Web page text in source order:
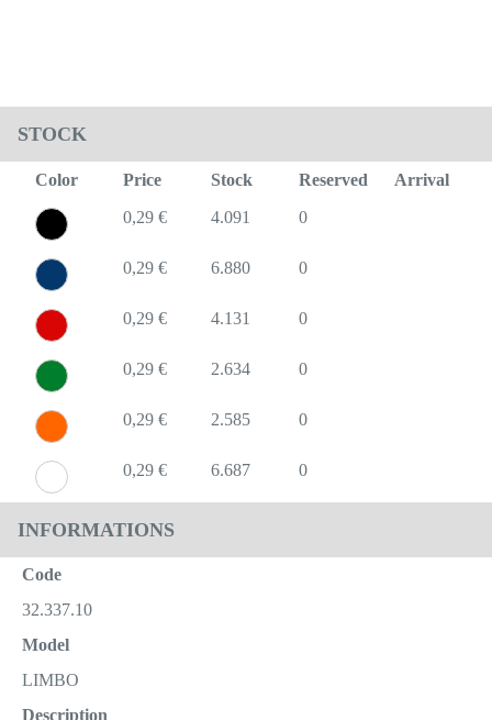
STOCK
Color Price Stock Reserved
Arrival
0,29 €
4.091 0
0,29 € 6.880 0
0,29 € 4.131 0
0,29 € 2.634 0
0,29 € 2.585 0
0,29 € 6.687 0
INFORMATIONS
Code
32.337.10
Model
LIMBO
Description